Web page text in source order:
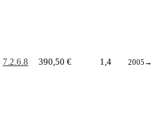
7.2.6.8 390,50 € 1,4 2005 →